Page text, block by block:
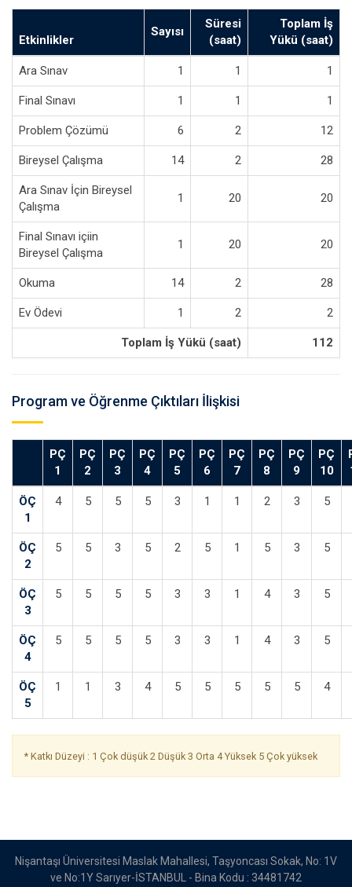
Etkinlikler
Sayısı
Süresi
(saat)
Toplam İş
Yükü (saat)
Ara Sınav 1 1 1
Final Sınavı 1 1 1
Problem Çözümü 6 2 12
Bireysel Çalışma 14 2 28
Ara Sınav İçin Bireysel
Çalışma
1 20 20
Final Sınavı içiin
Bireysel Çalışma
1 20 20
Okuma 14 2 28
Ev Ödevi 1 2 2
Toplam İş Yükü (saat) 112
Program ve Öğrenme Çıktıları İlişkisi
PÇ
1
PÇ
2
PÇ
3
PÇ
4
PÇ
5
PÇ
6
PÇ
7
PÇ
8
PÇ
9
PÇ
10
ÖÇ
1
4 5 5 5 3 1 1 2 3 5
ÖÇ
2
5 5 3 5 2 5 1 5 3 5
ÖÇ
3
5 5 5 5 3 3 1 4 3 5
ÖÇ
4
5 5 5 5 3 3 1 4 3 5
ÖÇ
5
1 1 3 4 5 5 5 5 5 4
* Katkı Düzeyi : 1 Çok düşük 2 Düşük 3 Orta 4 Yüksek 5 Çok yüksek
Nişantaşı Üniversitesi Maslak Mahallesi, Taşyoncası Sokak, No: 1V
ve No:1Y Sarıyer-İSTANBUL - Bina Kodu : 34481742